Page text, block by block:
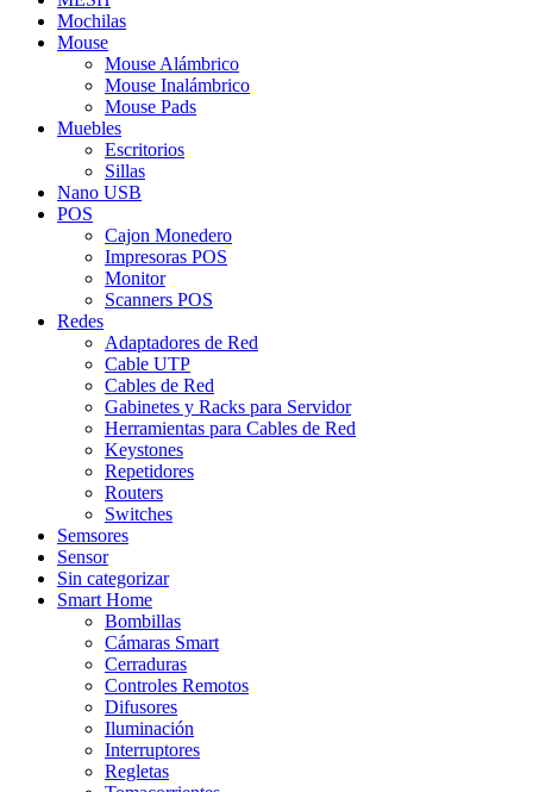
Mochilas
Mouse
Mouse Alámbrico
Mouse Inalámbrico
Mouse Pads
Muebles
Escritorios
Sillas
Nano USB
POS
Cajon Monedero
Impresoras POS
Monitor
Scanners POS
Redes
Adaptadores de Red
Cable UTP
Cables de Red
Gabinetes y Racks para Servidor
Herramientas para Cables de Red
Keystones
Repetidores
Routers
Switches
Semsores
Sensor
Sin categorizar
Smart Home
Bombillas
Cámaras Smart
Cerraduras
Controles Remotos
Difusores
Iluminación
Interruptores
Regletas